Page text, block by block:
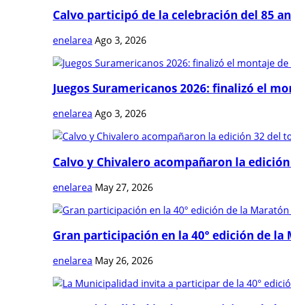
Calvo participó de la celebración del 85
enelarea Ago 3, 2026
Juegos Suramericanos 2026: finalizó el
enelarea Ago 3, 2026
Calvo y Chivalero acompañaron la
enelarea May 27, 2026
Gran participación en la 40° edición de la
enelarea May 26, 2026